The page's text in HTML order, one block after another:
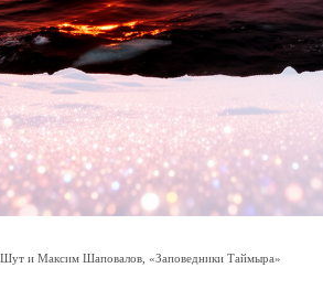
и Максим Шаповалов, «Заповедники Таймыра»